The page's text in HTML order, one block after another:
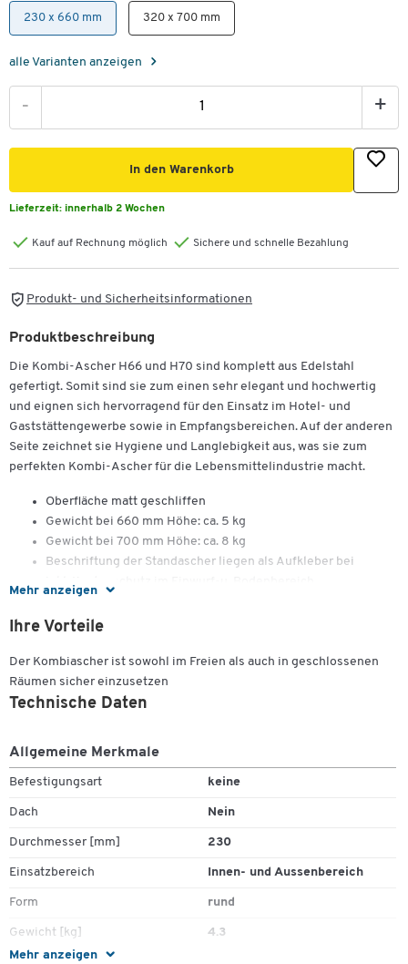
230 x 660 mm 320 x 700 mm
alle Varianten anzeigen
- +
In den Warenkorb
Lieferzeit: innerhalb 2 Wochen
Kauf auf Rechnung möglich Sichere und schnelle Bezahlung
Produkt- und Sicherheitsinformationen
Mehr anzeigen
Produktbeschreibung
Die Kombi-Ascher H66 und H70 sind komplett aus Edelstahl
gefertigt. Somit sind sie zum einen sehr elegant und hochwertig
und eignen sich hervorragend für den Einsatz im Hotel- und
Gaststättengewerbe sowie in Empfangsbereichen. Auf der anderen
Seite zeichnet sie Hygiene und Langlebigkeit aus, was sie zum
perfekten Kombi-Ascher für die Lebensmittelindustrie macht.
Oberfläche matt geschliffen
Gewicht bei 660 mm Höhe: ca. 5 kg
Gewicht bei 700 mm Höhe: ca. 8 kg
Beschriftung der Standascher liegen als Aufkleber bei
inkl. Kantenschutz im Einwurf-u. Bodenbereich
Ihre Vorteile
Der Kombiascher ist sowohl im Freien als auch in geschlossenen
Räumen sicher einzusetzen
Mehr anzeigen
Technische Daten
Allgemeine Merkmale
Befestigungsart keine
Dach Nein
Durchmesser [mm] 230
Einsatzbereich Innen- und Aussenbereich
Form rund
Gewicht [kg] 4.3